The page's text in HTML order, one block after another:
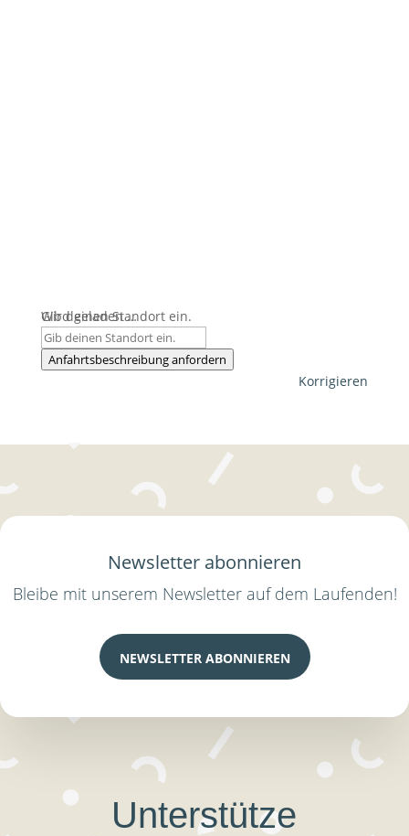
Wird geladen …
Gib deinen Standort ein.
Anfahrtsbeschreibung anfordern
Korrigieren
Newsletter abonnieren
Bleibe mit unserem Newsletter auf dem Laufenden!
NEWSLETTER ABONNIEREN
Unterstütze